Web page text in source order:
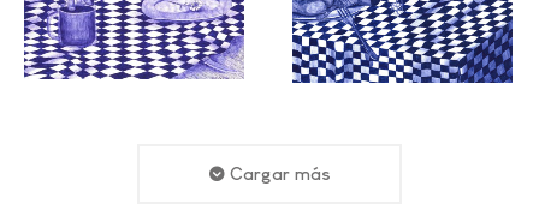
Cargar más